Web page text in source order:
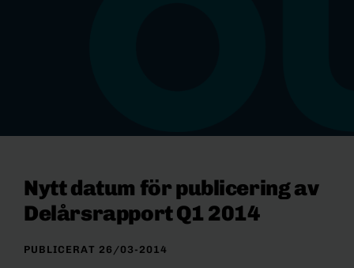
Nytt datum för publicering av
Delårsrapport Q1 2014
PUBLICERAT 26/03-2014